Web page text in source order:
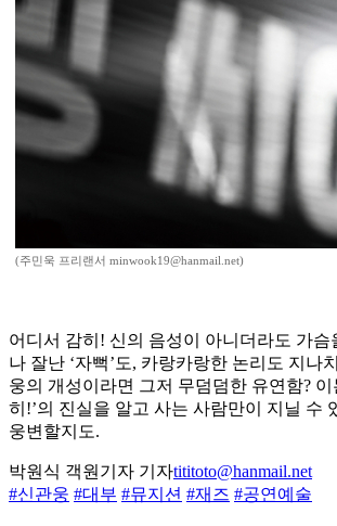
(주민욱 프리랜서 minwook19@hanmail.net)
어디서 감히! 신의 음성이 아니더라도 가슴
나 잘난 ‘자뻑’도, 카랑카랑한 논리도 지나
웅의 개성이라면 그저 무덤덤한 유연함? 이
히!’의 진실을 알고 사는 사람만이 지닐 수
웅변할지도.
박원식 객원기자 기자tititoto@hanmail.net
#신관웅 #대부 #뮤지션 #재즈 #공연예술